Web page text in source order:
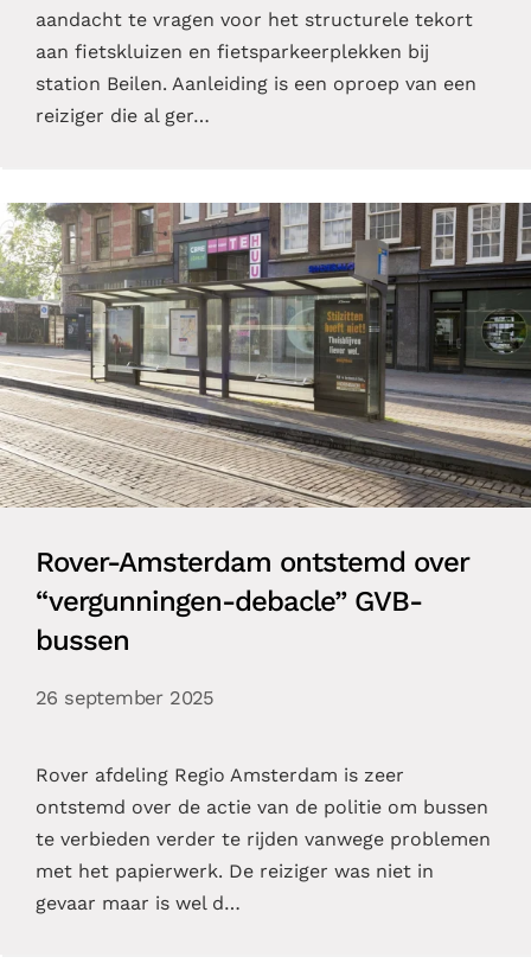
aandacht te vragen voor het structurele tekort
aan fietskluizen en fietsparkeerplekken bij
station Beilen. Aanleiding is een oproep van een
reiziger die al ger…
Rover-Amsterdam ontstemd over
“vergunningen-debacle” GVB-
bussen
26 september 2025
Rover afdeling Regio Amsterdam is zeer
ontstemd over de actie van de politie om bussen
te verbieden verder te rijden vanwege problemen
met het papierwerk. De reiziger was niet in
gevaar maar is wel d…